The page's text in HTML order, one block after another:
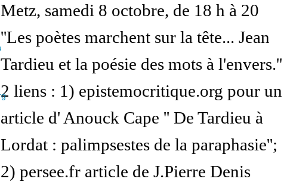
Metz, samedi 8 octobre, de 18 h à 20
''Les poètes marchent sur la tête... Jean
Tardieu et la poésie des mots à l'envers.''
2 liens : 1) epistemocritique.org pour un
article d' Anouck Cape '' De Tardieu à
Lordat : palimpsestes de la paraphasie'';
2) persee.fr article de J.Pierre Denis